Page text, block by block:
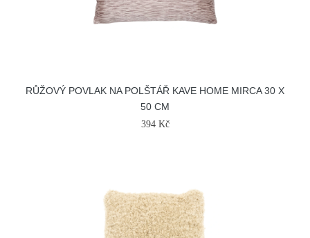
RŮŽOVÝ POVLAK NA POLŠTÁŘ KAVE HOME MIRCA 30 X
50 CM
394 Kč